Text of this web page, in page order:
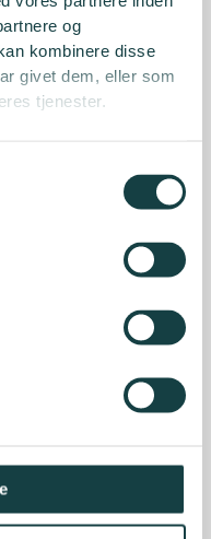
og
kombinere disse
givet dem, eller som
tjenester.